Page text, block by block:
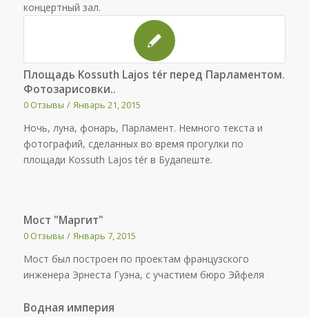
концертный зал.
Площадь Kossuth Lajos tér перед Парламентом.
Фотозарисовки..
0 Отзывы / Январь 21, 2015
Ночь, луна, фонарь, Парламент. Немного текста и
фотографий, сделанных во время прогулки по
площади Kossuth Lajos tér в Будапеште.
Мост "Маргит"
0 Отзывы / Январь 7, 2015
Мост был построен по проектам французского
инженера Эрнеста Гуэна, с участием бюро Эйфеля
Водная империя